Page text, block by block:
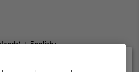
| English ›